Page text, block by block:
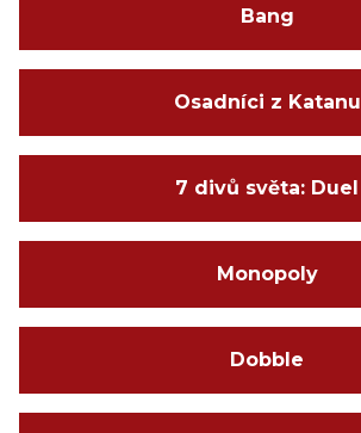
Bang
Osadníci z Katanu
7 divů světa: Duel
Monopoly
Dobble